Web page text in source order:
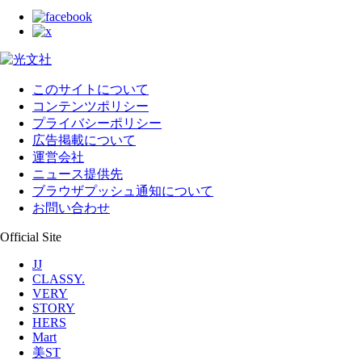
このサイトについて
コンテンツポリシー
プライバシーポリシー
広告掲載について
運営会社
ニュース提供先
ブラウザプッシュ通知について
お問い合わせ
Official Site
JJ
CLASSY.
VERY
STORY
HERS
Mart
美ST